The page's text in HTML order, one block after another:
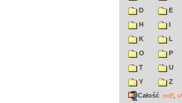
D
E
H
I
K
L
O
P
T
U
Y
Z
Całość md5